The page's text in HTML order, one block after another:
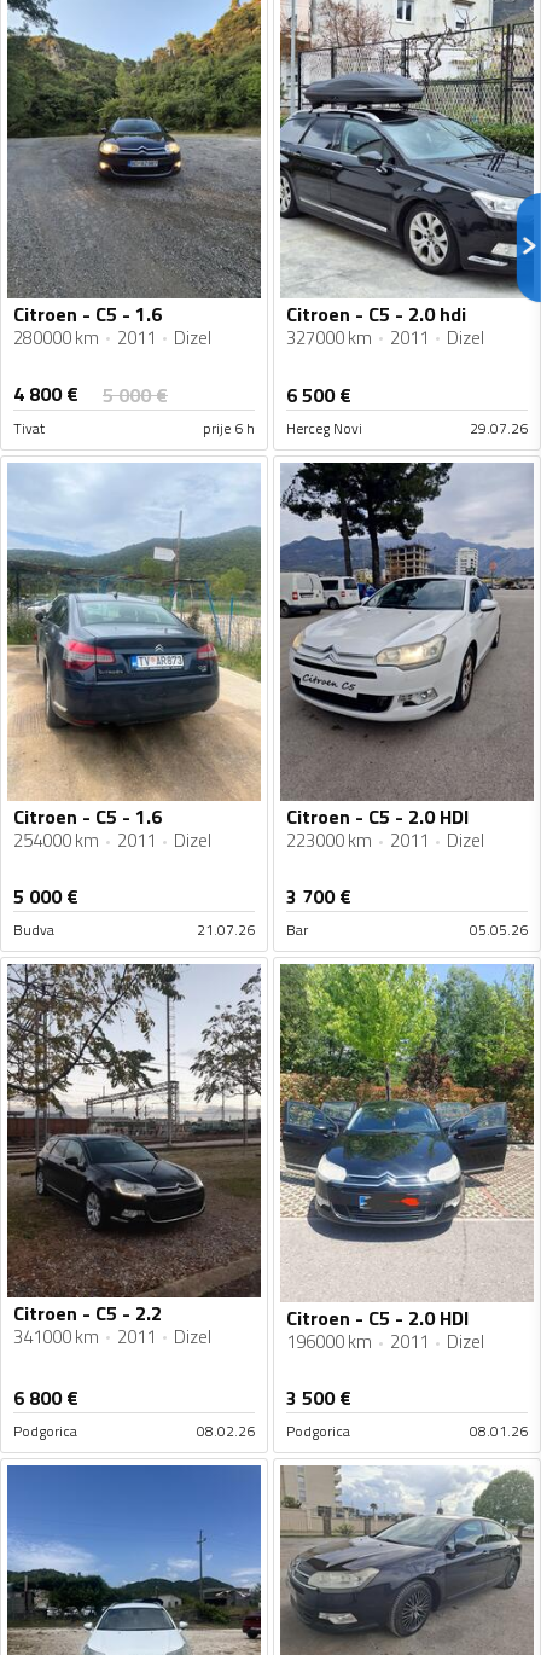
Citroen - C5 - 1.6
280000 km 2011 Dizel
4 800€ 5 000€
Tivat prije 6 h
Citroen - C5 - 2.0 hdi
327000 km 2011 Dizel
6 500€
Herceg Novi 29.07.26
Citroen - C5 - 1.6
254000 km 2011 Dizel
5 000€
Budva 21.07.26
Citroen - C5 - 2.0 HDI
223000 km 2011 Dizel
3 700€
Bar 05.05.26
Citroen - C5 - 2.2
341000 km 2011 Dizel
6 800€
Podgorica 08.02.26
Citroen - C5 - 2.0 HDI
196000 km 2011 Dizel
3 500€
Podgorica 08.01.26